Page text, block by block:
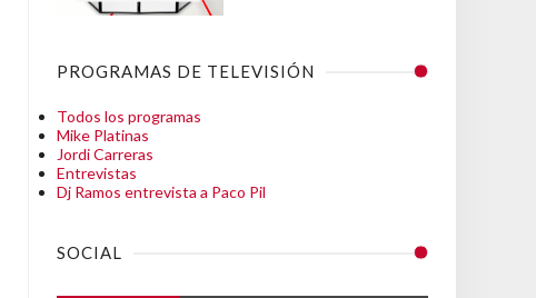
PROGRAMAS DE TELEVISIÓN
Todos los programas
Mike Platinas
Jordi Carreras
Entrevistas
Dj Ramos entrevista a Paco Pil
SOCIAL